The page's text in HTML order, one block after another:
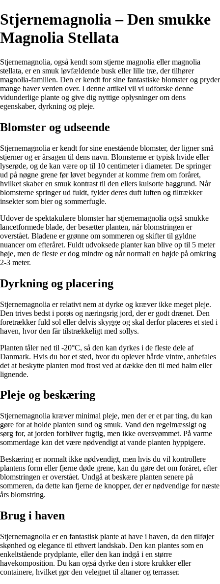
Stjernemagnolia – Den smukke
Magnolia Stellata
Stjernemagnolia, også kendt som stjerne magnolia eller magnolia
stellata, er en smuk løvfældende busk eller lille træ, der tilhører
magnolia-familien. Den er kendt for sine fantastiske blomster og pryder
mange haver verden over. I denne artikel vil vi udforske denne
vidunderlige plante og give dig nyttige oplysninger om dens
egenskaber, dyrkning og pleje.
Blomster og udseende
Stjernemagnolia er kendt for sine enestående blomster, der ligner små
stjerner og er årsagen til dens navn. Blomsterne er typisk hvide eller
lyserøde, og de kan være op til 10 centimeter i diameter. De springer
ud på nøgne grene før løvet begynder at komme frem om foråret,
hvilket skaber en smuk kontrast til den ellers kulsorte baggrund. Når
blomsterne springer ud fuldt, fylder deres duft luften og tiltrækker
insekter som bier og sommerfugle.
Udover de spektakulære blomster har stjernemagnolia også smukke
lancetformede blade, der besætter planten, når blomstringen er
overstået. Bladene er grønne om sommeren og skifter til gyldne
nuancer om efteråret. Fuldt udvoksede planter kan blive op til 5 meter
høje, men de fleste er dog mindre og når normalt en højde på omkring
2-3 meter.
Dyrkning og placering
Stjernemagnolia er relativt nem at dyrke og kræver ikke meget pleje.
Den trives bedst i porøs og næringsrig jord, der er godt drænet. Den
foretrækker fuld sol eller delvis skygge og skal derfor placeres et sted i
haven, hvor den får tilstrækkeligt med sollys.
Planten tåler ned til -20°C, så den kan dyrkes i de fleste dele af
Danmark. Hvis du bor et sted, hvor du oplever hårde vintre, anbefales
det at beskytte planten mod frost ved at dække den til med halm eller
lignende.
Pleje og beskæring
Stjernemagnolia kræver minimal pleje, men der er et par ting, du kan
gøre for at holde planten sund og smuk. Vand den regelmæssigt og
sørg for, at jorden forbliver fugtig, men ikke oversvømmet. På varme
sommerdage kan det være nødvendigt at vande planten hyppigere.
Beskæring er normalt ikke nødvendigt, men hvis du vil kontrollere
plantens form eller fjerne døde grene, kan du gøre det om foråret, efter
blomstringen er overstået. Undgå at beskære planten senere på
sommeren, da dette kan fjerne de knopper, der er nødvendige for næste
års blomstring.
Brug i haven
Stjernemagnolia er en fantastisk plante at have i haven, da den tilføjer
skønhed og elegance til ethvert landskab. Den kan plantes som en
enkeltstående prydplante, eller den kan indgå i en større
havekomposition. Du kan også dyrke den i store krukker eller
containere, hvilket gør den velegnet til altaner og terrasser.